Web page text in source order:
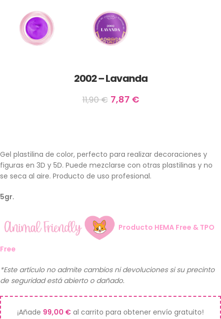
2002 – Lavanda
11,90€ 7,87 €
Gel plastilina de color, perfecto para realizar decoraciones y
figuras en 3D y 5D. Puede mezclarse con otras plastilinas y no
se seca al aire. Producto de uso profesional.
5gr.
Producto HEMA Free & TPO
Free
*Este artículo no admite cambios ni devoluciones si su precinto
de seguridad está abierto o dañado.
¡Añade 99,00 € al carrito para obtener envío gratuito!